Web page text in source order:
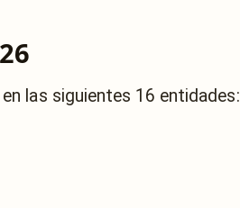
las siguientes 16 entidades: